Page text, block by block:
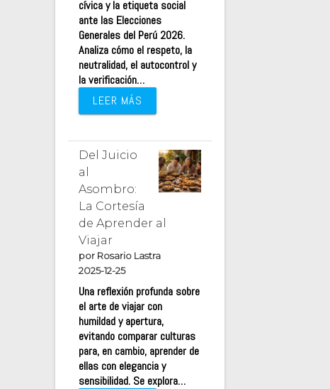
cívica y la etiqueta social
ante las Elecciones
Generales del Perú 2026.
Analiza cómo el respeto, la
neutralidad, el autocontrol y
la verificación…
LEER MÁS
Del Juicio
al
Asombro:
La Cortesía
de Aprender al
Viajar
por Rosario Lastra
2025-12-25
Una reflexión profunda sobre
el arte de viajar con
humildad y apertura,
evitando comparar culturas
para, en cambio, aprender de
ellas con elegancia y
sensibilidad. Se explora…